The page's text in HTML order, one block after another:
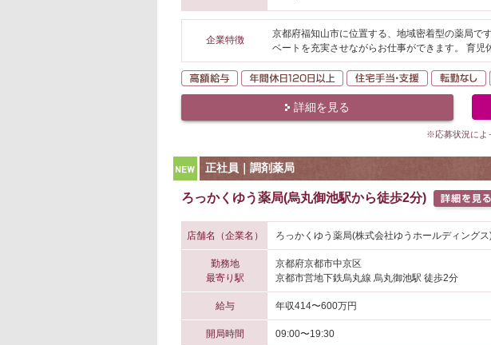
企業特徴
京都府福知山市に位置する、地域密着型の薬局で
ベートを充実させながらお仕事ができます。 育児
高額給与 年間休日120日以上 住宅手当・支援
詳細を見る
※応募状況によ
NEW
正社員｜調剤薬局
ろっかくゆう薬局(烏丸御池駅から徒歩2分)
店舗名（企業名） ろっかくゆう薬局(株式会社ゆうホールディングス
勤務地
最寄り駅
京都府京都市中京区
京都市営地下鉄烏丸線 烏丸御池駅 徒歩2分
給与 年収414〜600万円
開局時間 09:00〜19:30